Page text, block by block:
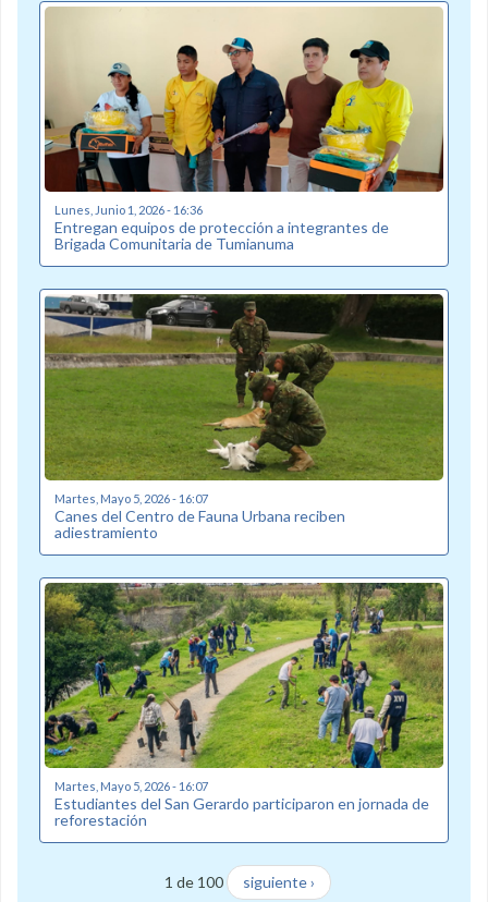
Lunes, Junio 1, 2026 - 16:36
Entregan equipos de protección a integrantes de
Brigada Comunitaria de Tumianuma
Martes, Mayo 5, 2026 - 16:07
Canes del Centro de Fauna Urbana reciben
adiestramiento
Martes, Mayo 5, 2026 - 16:07
Estudiantes del San Gerardo participaron en jornada de
reforestación
1 de 100 siguiente ›